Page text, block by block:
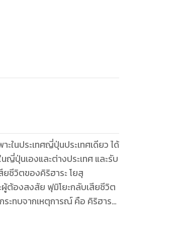
ในประเทศญี่ปุ่นประเทศเดียว ได้
ญี่ปุ่นเองและต่างประเทศ และรับ
ยชีวิตของคิริฮาระ โยสุ
ะผู้ต้องสงสัย ฟุมิโยะกลับเสียชีวิต
ะทบจากเหตุการณ์ คือ คิริฮาระ
เรียวจิเติบโตและเข้าไปข้อง